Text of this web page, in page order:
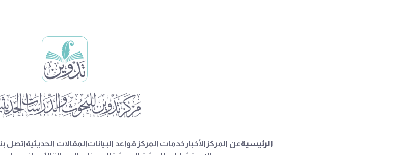
الرئيسيةعن المركز الأخبار خدمات المركز قواعد البياناتالمقالات الحديثيةاتصل